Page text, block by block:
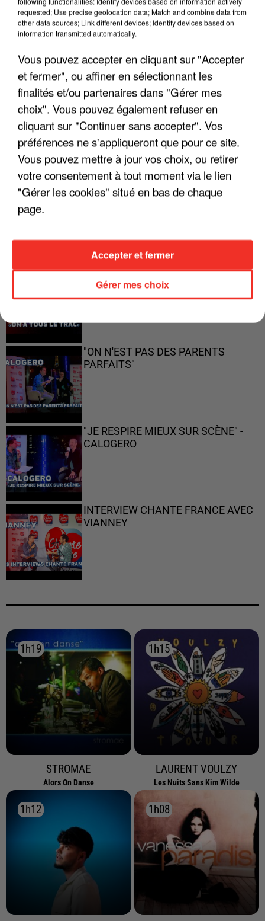
LES INTERVIEWS CHANTE
FRANCE
Voir plus
"JE SUIS À DISPOSITION DES
"ON A TOUS LE TRAC"
"ON N'EST PAS DES PARENTS
PARFAITS"
"JE RESPIRE MIEUX SUR SCÈNE" -
CALOGERO
INTERVIEW CHANTE FRANCE AVEC
VIANNEY
1h19
1h19
STROMAE
Alors On Danse
1h15
1h15
LAURENT VOULZY
Les Nuits Sans Kim Wilde
1h12
1h12 1h08
1h08
requested; Use precise geolocation data; Match and combine data from
other data sources; Link different devices; Identify devices based on
information transmitted automatically.
Vous pouvez accepter en cliquant sur "Accepter
et fermer", ou affiner en sélectionnant les
finalités et/ou partenaires dans "Gérer mes
choix". Vous pouvez également refuser en
cliquant sur "Continuer sans accepter". Vos
préférences ne s'appliqueront que pour ce site.
Vous pouvez mettre à jour vos choix, ou retirer
votre consentement à tout moment via le lien
"Gérer les cookies" situé en bas de chaque
page.
Gérer mes choix
Accepter et fermer